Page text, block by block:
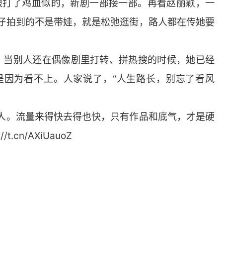
了鸡血似的，新剧一部接一部。再看赵丽颖，一
到的不是带娃，就是松弛逛街，路人都在传她要
别人还在偶像剧里打转、拼热搜的时候，她已经
为看不上。人家说了，“人生路长，别忘了看风
流量来得快去得也快，只有作品和底气，才是硬
t.cn/AXiUauoZ